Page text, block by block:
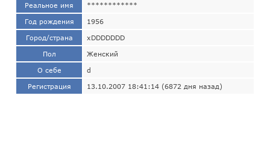
Реальное имя ************
Год рождения 1956
Город/страна xDDDDDDD
Пол Женский
О себе d
Регистрация 13.10.2007 18:41:14 (6872 дня назад)